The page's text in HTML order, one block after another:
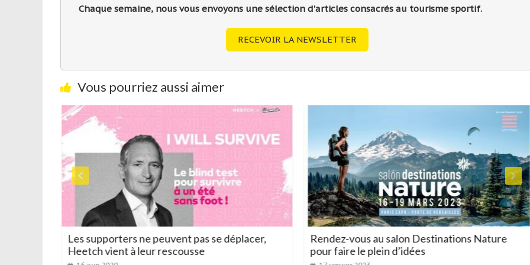
Chaque semaine, nous vous envoyons une sélection d'articles consacrés au tourisme sportif.
RECEVOIR LA NEWSLETTER
Vous pourriez aussi aimer
Les supporters ne peuvent pas se déplacer,
Heetch vient à leur rescousse
Rendez-vous au salon Destinations Nature
pour faire le plein d’idées